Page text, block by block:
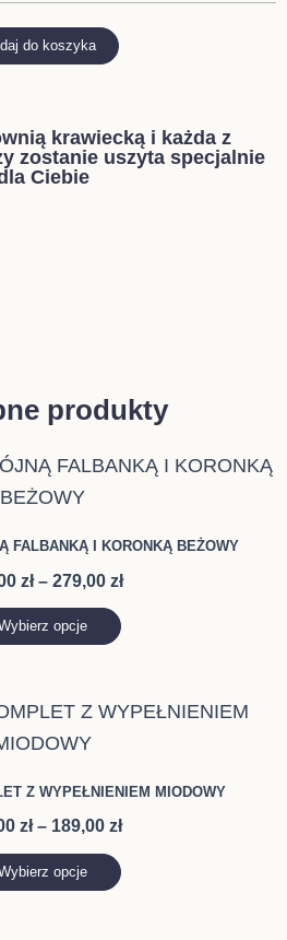
do koszyka
krawiecką i każda z
zostanie uszyta specjalnie
Ciebie
produkty
FALBANKĄ I KORONKĄ BEŻOWY
zł – 279,00 zł
Zakres
cen:
do
279,00 zł
opcje
Ten
wariantów.
Opcje
na
produktu
Z WYPEŁNIENIEM MIODOWY
zł – 189,00 zł
Zakres
do
189,00 zł
opcje
Ten
wariantów.
Opcje